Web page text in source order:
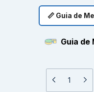
📏 Guia de
Guia de